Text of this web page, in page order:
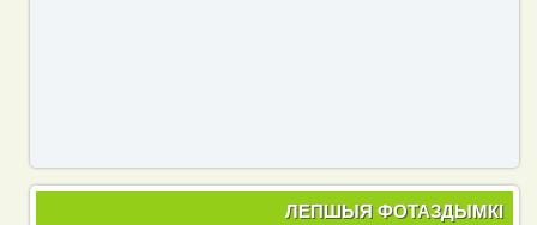
ЛЕПШЫЯ ФОТАЗДЫМКІ